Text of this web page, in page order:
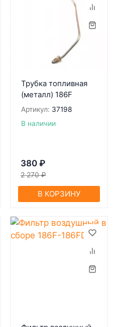
Трубка топливная
(металл) 186F
Артикул: 37198
В наличии
380 ₽
2 270 ₽
В КОРЗИНУ